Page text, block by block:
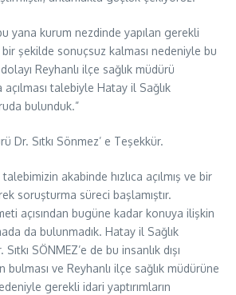
yana kurum nezdinde yapılan gerekli
şekilde sonuçsuz kalması nedeniyle bu
Reyhanlı ilçe sağlık müdürü
talebiyle Hatay il Sağlık
bulunduk.”
Dr. Sıtkı Sönmez’ e Teşekkür.
akabinde hızlıca açılmış ve bir
soruşturma süreci başlamıştır.
açısından bugüne kadar konuya ilişkin
da bulunmadık. Hatay il Sağlık
SÖNMEZ’e de bu insanlık dışı
bulması ve Reyhanlı ilçe sağlık müdürüne
gerekli idari yaptırımların